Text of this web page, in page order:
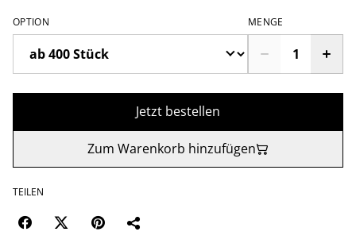
OPTION MENGE
Jetzt bestellen
Zum Warenkorb hinzufügen
TEILEN